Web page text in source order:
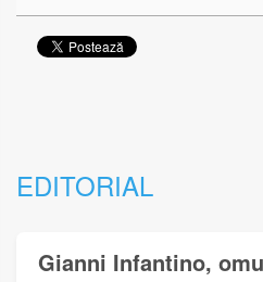
EDITORIAL
Gianni Infantino,